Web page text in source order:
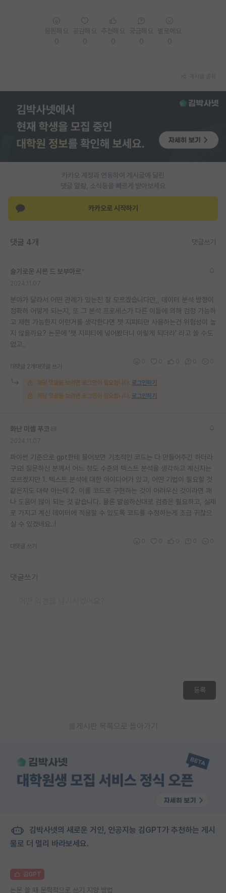
학술 정보 게시판
홍보 게시판
커리어
유학교육
반도체 아카데미
카카오 계정과 연동하여 게시글에 달린
댓글 알람, 소식등을 빠르게 받아보세요
카카오로 시작하기
댓글 4개 댓글쓰기
슬기로운 시몬 드 보부아르
분야가 달라서 어떤 관례가 있는진 잘 모르겠습니다만,, 데이터 분석 방향이
정확히 어떻게 되는지, 또 그 분석 프로세스가 다른 이들에 의해 검정 가능하
고 재현 가능한지 이런거를 생각한다면 챗 지피티만 사용하는건 위험성이 높
지 않을까요? 논문에 '챗 지피티에 넣어봤더니 이렇게 되더라' 라고 쓸 수도
없고..
대댓글 2개 대댓글 쓰기
해당 댓글을 보려면 로그인이 필요합니다. 로그인하기
해당 댓글을 보려면 로그인이 필요합니다. 로그인하기
화난 미셸 푸코
파이썬 기준으로 gpt한테 물어보면 기초적인 코드는 다 만들어주긴 하더라
구요! 질문하신 분께서 어느 정도 수준의 텍스트 분석을 생각하고 계신지는
모르겠지만 1. 텍스트 분석에 대한 아이디어가 있고, 어떤 기법이 필요할 것
같은지도 대략 아는데 2. 이를 코드로 구현하는 것이 어려우신 것이라면 꽤
나 도움이 많이 되는 것 같습니다. 물론 말씀하신대로 검증은 필요하고, 실제
로 가지고 계신 데이터에 적용할 수 있도록 코드를 수정하는게 조금 귀찮으
실 수 있겠네요..!
대댓글 쓰기
댓글쓰기
등록
게시판 목록으로 돌아가기
김박사넷의 새로운 거인, 인공지능 김GPT가 추천하는 게시
물로 더 멀리 바라보세요.
김GPT
논문 쓸 때 문학적으로 쓰기 지양 방법